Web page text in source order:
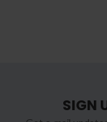
SIGN